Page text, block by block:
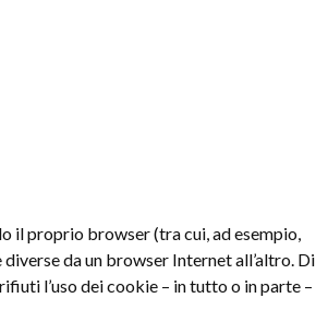
il proprio browser (tra cui, ad esempio,
da un browser Internet all’altro. Di
l’uso dei cookie – in tutto o in parte –